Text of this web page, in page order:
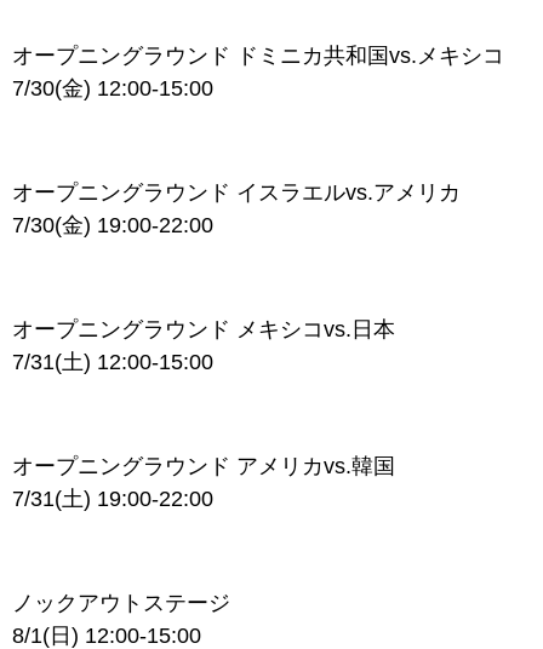
オープニングラウンド ドミニカ共和国vs.メキシコ
7/30(金) 12:00-15:00
オープニングラウンド イスラエルvs.アメリカ
7/30(金) 19:00-22:00
オープニングラウンド メキシコvs.日本
7/31(土) 12:00-15:00
オープニングラウンド アメリカvs.韓国
7/31(土) 19:00-22:00
ノックアウトステージ
8/1(日) 12:00-15:00